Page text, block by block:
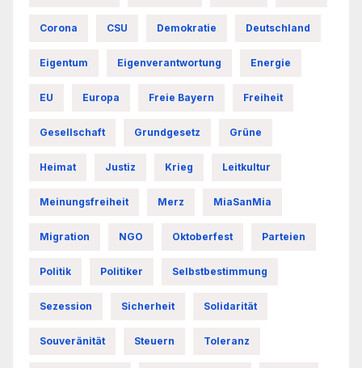
Corona CSU Demokratie Deutschland
Eigentum Eigenverantwortung Energie
EU Europa Freie Bayern Freiheit
Gesellschaft Grundgesetz Grüne
Heimat Justiz Krieg Leitkultur
Meinungsfreiheit Merz MiaSanMia
Migration NGO Oktoberfest Parteien
Politik Politiker Selbstbestimmung
Sezession Sicherheit Solidarität
Souveränität Steuern Toleranz